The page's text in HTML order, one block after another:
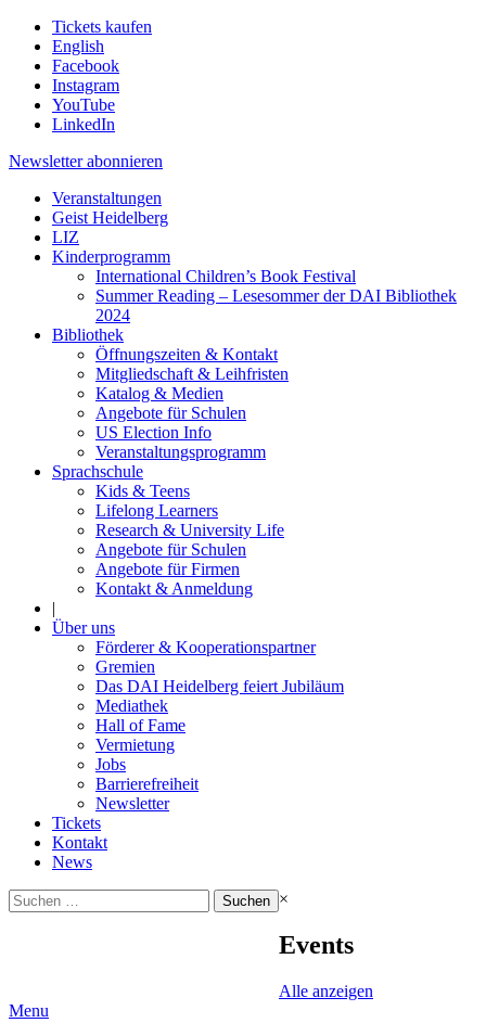
Tickets kaufen
English
Facebook
Instagram
YouTube
LinkedIn
Newsletter abonnieren
Veranstaltungen
Geist Heidelberg
LIZ
Kinderprogramm
International Children’s Book Festival
Summer Reading – Lesesommer der DAI Bibliothek
2024
Bibliothek
Öffnungszeiten & Kontakt
Mitgliedschaft & Leihfristen
Katalog & Medien
Angebote für Schulen
US Election Info
Veranstaltungsprogramm
Sprachschule
Kids & Teens
Lifelong Learners
Research & University Life
Angebote für Schulen
Angebote für Firmen
Kontakt & Anmeldung
|
Über uns
Förderer & Kooperationspartner
Gremien
Das DAI Heidelberg feiert Jubiläum
Mediathek
Hall of Fame
Vermietung
Jobs
Barrierefreiheit
Newsletter
Tickets
Kontakt
News
Suchen
nach:
×
Events
Alle anzeigen
Menu